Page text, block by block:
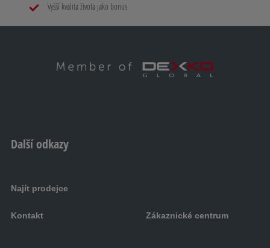
Vyšší kvalita života jako bonus
Další odkazy
Najít prodejce
Kontakt Zákaznické centrum